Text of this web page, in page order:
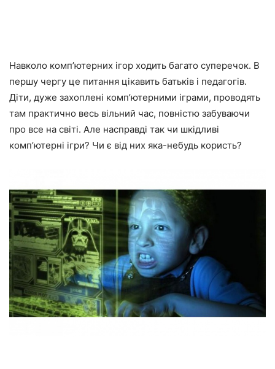
Навколо комп’ютерних ігор ходить багато суперечок. В
першу чергу це питання цікавить батьків і педагогів.
Діти, дуже захоплені комп’ютерними іграми, проводять
там практично весь вільний час, повністю забуваючи
про все на світі. Але насправді так чи шкідливі
комп’ютерні ігри? Чи є від них яка-небудь користь?